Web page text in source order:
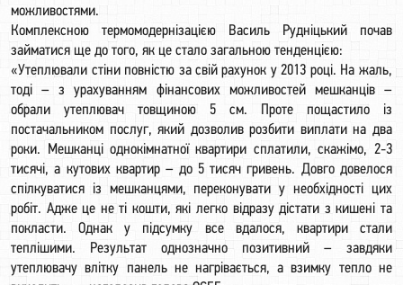
можливостями.
Комплексною термомодернізацією Василь Рудніцький почав
займатися ще до того, як це стало загальною тенденцією:
«Утеплювали стіни повністю за свій рахунок у 2013 році. На жаль,
тоді – з урахуванням фінансових можливостей мешканців –
обрали утеплювач товщиною 5 см. Проте пощастило із
постачальником послуг, який дозволив розбити виплати на два
роки. Мешканці однокімнатної квартири сплатили, скажімо, 2-3
тисячі, а кутових квартир – до 5 тисяч гривень. Довго довелося
спілкуватися із мешканцями, переконувати у необхідності цих
робіт. Адже це не ті кошти, які легко відразу дістати з кишені та
покласти. Однак у підсумку все вдалося, квартири стали
теплішими. Результат однозначно позитивний – завдяки
утеплювачу влітку панель не нагрівається, а взимку тепло не